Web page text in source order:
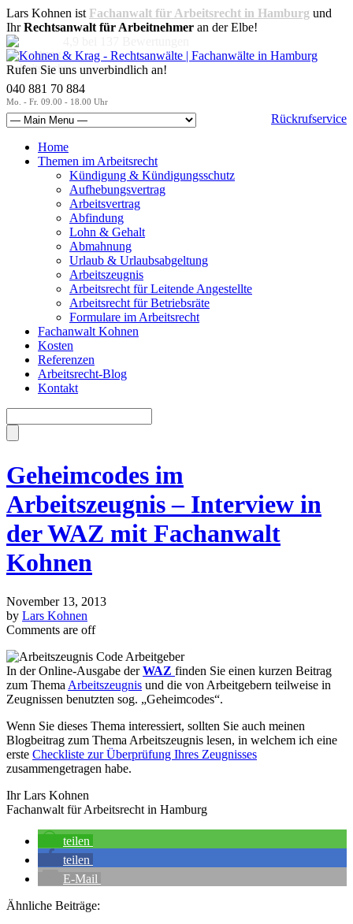
Lars Kohnen ist Fachanwalt für Arbeitsrecht in Hamburg und
IhrRechtsanwalt für Arbeitnehmer an der Elbe!
Rufen Sie uns unverbindlich an!
040 881 70 884
Mo. - Fr. 09.00 - 18.00 Uhr
Rückrufservice
Home
Themen im Arbeitsrecht
Kündigung & Kündigungsschutz
Aufhebungsvertrag
Arbeitsvertrag
Abfindung
Lohn & Gehalt
Abmahnung
Urlaub & Urlaubsabgeltung
Arbeitszeugnis
Arbeitsrecht für Leitende Angestellte
Arbeitsrecht für Betriebsräte
Formulare im Arbeitsrecht
Fachanwalt Kohnen
Kosten
Referenzen
Arbeitsrecht-Blog
Kontakt
Geheimcodes im
Arbeitszeugnis – Interview in
der WAZ mit Fachanwalt
Kohnen
November 13, 2013
by Lars Kohnen
Comments are off
In der Online-Ausgabe derWAZ finden Sie einen kurzen Beitrag
zum Thema Arbeitszeugnis und die von Arbeitgebern teilweise in
Zeugnissen benutzten sog. „Geheimcodes“.
Wenn Sie dieses Thema interessiert, sollten Sie auch meinen
Blogbeitrag zum Thema Arbeitszeugnis lesen, in welchem ich eine
erste Checkliste zur Überprüfung Ihres Zeugnisses
zusammengetragen habe.
Ihr Lars Kohnen
Fachanwalt für Arbeitsrecht in Hamburg
teilen
teilen
E-Mail
Ähnliche Beiträge: